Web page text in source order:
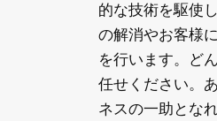
的な技術を駆使
の解消やお客様
を行います。ど
任せください。
ネスの一助とな